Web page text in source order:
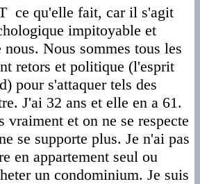
ce qu'elle fait, car il s'agit
impitoyable et
Nous sommes tous les
retors et politique (l'esprit
pour s'attaquer tels des
J'ai 32 ans et elle en a 61.
vraiment et on ne se respecte
se supporte plus. Je n'ai pas
en appartement seul ou
un condominium. Je suis